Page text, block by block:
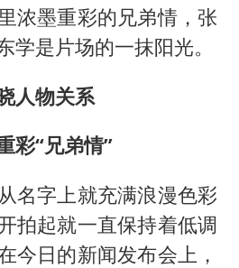
学三件套”全线暴涨
浓墨重彩的兄弟情，张
学是片场的一抹阳光。
人物关系
彩“兄弟情”
名字上就充满浪漫色彩
拍起就一直保持着低调
今日的新闻发布会上，